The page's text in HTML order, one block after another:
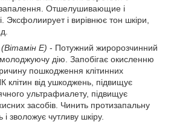
запалення. Отшелушивающие і
Эксфолиирует і вирівнює тон шкіри,
E) - Потужний жиророзчинний
дію. Запобігає окисленню
пошкодження клітинних
від ушкоджень, підвищує
ультрафиалету, підвищує
засобів. Чинить протизапальну
зволожує чутливу шкіру.